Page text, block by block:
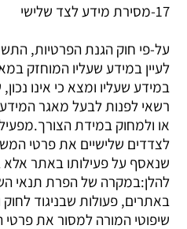
17-מסירת מידע לצד שלישי
לעיין במידע שעליו המוחזק
במידע שעליו ומצא כי אינו
רשאי לפנות לבעל מאגר
או ולמחוק במידת
לצדדים שלישיים את פרטי
שנאסף על פעילותו באתר
להלן:במקרה של הפרת תנאי
באתרים, פעולות שבניגוד לחוק
שיפוטי המורה למסור את